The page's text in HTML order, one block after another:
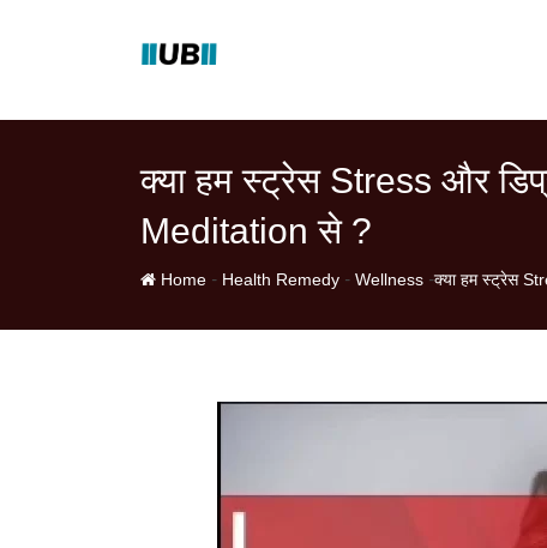
क्या हम स्ट्रेस Stress और
Meditation से ?
Home - Health Remedy - Wellness -क्या हम स्ट्रेस